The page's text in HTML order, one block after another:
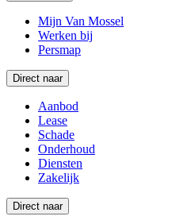
Mijn Van Mossel
Werken bij
Persmap
Direct naar
Aanbod
Lease
Schade
Onderhoud
Diensten
Zakelijk
Direct naar